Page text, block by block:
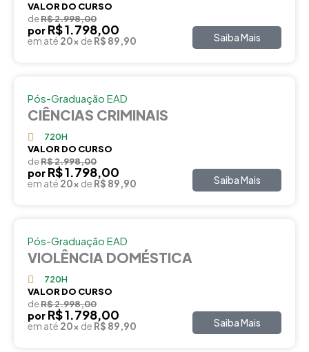
VALOR DO CURSO
deR$ 2.998,00
por R$ 1.798,00
em até 20x de R$ 89,90 Saiba Mais
Pós-Graduação EAD
CIÊNCIAS CRIMINAIS
720H
VALOR DO CURSO
deR$ 2.998,00
por R$ 1.798,00
em até 20x de R$ 89,90 Saiba Mais
Pós-Graduação EAD
VIOLÊNCIA DOMÉSTICA
720H
VALOR DO CURSO
deR$ 2.998,00
por R$ 1.798,00
em até 20x de R$ 89,90 Saiba Mais